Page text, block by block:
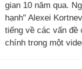
gian 10 năm qua.
hạnh" Alexei
tiếng về các vấn đề
chính trong một